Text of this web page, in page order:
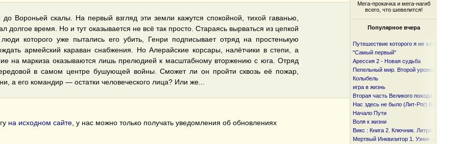
Вороньей скалы. На первый взгляд эти земли кажутся спокойной, тихой гаванью,
долгое время. Но и тут оказывается не всё так просто. Стараясь вырваться из цепкой
которого уже пытались его убить, Генри подписывает отряд на простенькую
армейский караван снабжения. Но Алерайские корсары, налётчики в степи, а
на маркиза оказываются лишь прелюдией к масштабному вторжению с юга. Отряд
в самом центре бушующей войны. Сможет ли он пройти сквозь её пожар,
а его командир — остатки человеческого лица? Или же...
на исходном сайте, у нас можно только получать уведомления об обновлениях
Мега-прокачка и мега-нагиб
всего, что шевелится!
Популярное вчера
Путешествие которого я не хотел
"Самый первый"
Арессия 2 - Новая судьба
Пепельный мир. Второй уровень
Колыбель
игра в жизнь
Вторая часть Великого похода. От
Нас здесь не было (Лит-Рпг) Книга I и I I
Начало Пути
Воля к жизни
Викс : Книга 2. Ключник. Литрпг
Мертвый Инквизитор 1. Узник Фанмира